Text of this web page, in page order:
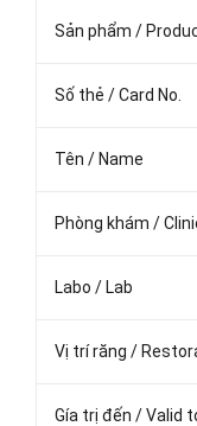
Sản phẩm /
Số thẻ / Card No.
Tên / Name
Phòng khám /
Labo / Lab
Vị trí răng /
Gía trị đến / Valid